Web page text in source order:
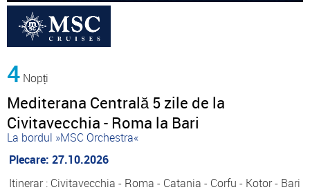
4 Nopți
Mediterana Centrală 5 zile de la
Civitavecchia - Roma la Bari
La bordul »MSC Orchestra«
Plecare: 27.10.2026
Itinerar : Civitavecchia - Roma - Catania - Corfu - Kotor - Bari